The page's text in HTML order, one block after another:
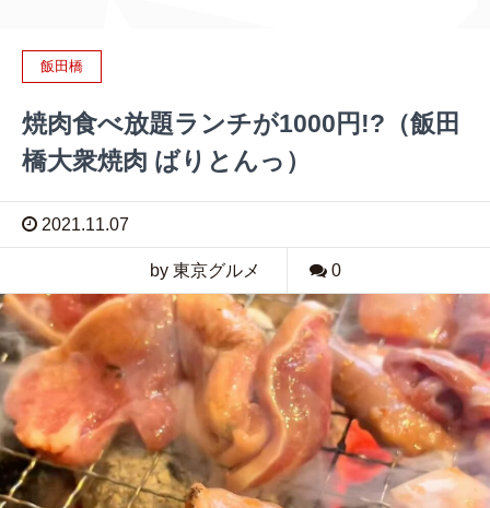
飯田橋
焼肉食べ放題ランチが1000円!?（飯田
橋大衆焼肉 ばりとんっ）
2021.11.07
by 東京グルメ 0